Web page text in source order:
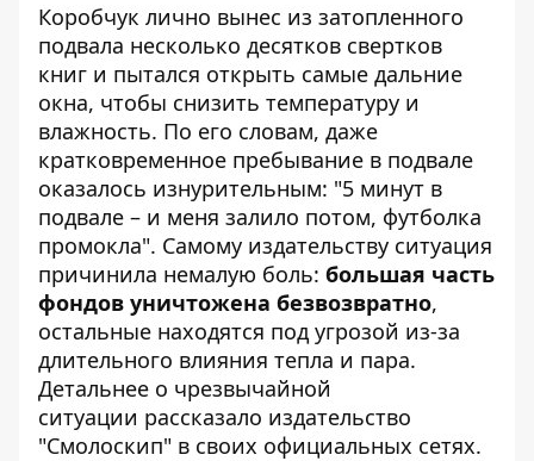
Коробчук лично вынес из затопленного
подвала несколько десятков свертков
книг и пытался открыть самые дальние
окна, чтобы снизить температуру и
влажность. По его словам, даже
кратковременное пребывание в подвале
оказалось изнурительным: "5 минут в
подвале – и меня залило потом, футболка
промокла". Самому издательству ситуация
причинила немалую боль: большая часть
фондов уничтожена безвозвратно,
остальные находятся под угрозой из-за
длительного влияния тепла и пара.
Детальнее о чрезвычайной
ситуации рассказало издательство
"Смолоскип" в своих официальных сетях.